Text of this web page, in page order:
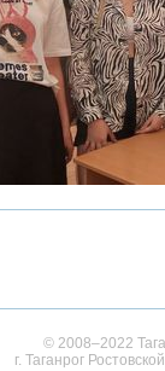
© 2008–2022
г. Таганрог